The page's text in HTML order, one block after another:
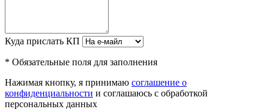
Куда прислать КП
* Обязательные поля для заполнения
Нажимая кнопку, я принимаю соглашение о
конфиденциальности и соглашаюсь с обработкой
персональных данных